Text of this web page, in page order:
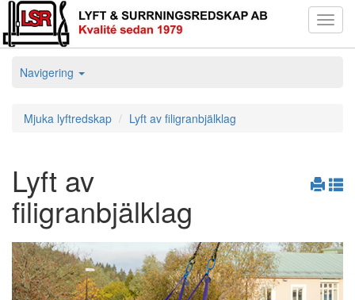
Navigering
Mjuka lyftredskap Lyft av filigranbjälklag
Lyft av
filigranbjälklag